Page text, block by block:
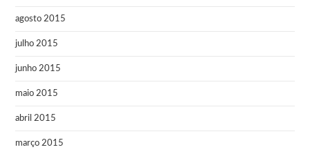
agosto 2015
julho 2015
junho 2015
maio 2015
abril 2015
março 2015